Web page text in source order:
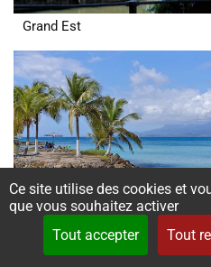
Ce site utilise des cookies et
que vous souhaitez activer
Tout accepter
Tout
Grand Est
Guadeloupe